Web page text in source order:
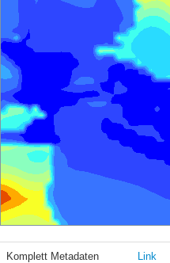
Komplett Metadaten Link